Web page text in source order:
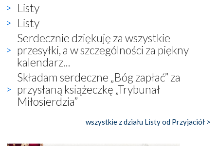
Listy
Listy
Serdecznie dziękuję za wszystkie
przesyłki, a w szczególności za piękny
kalendarz...
Składam serdeczne „Bóg zapłać” za
przysłaną książeczkę „Trybunał
Miłosierdzia”
wszystkie z działu Listy od Przyjaciół >